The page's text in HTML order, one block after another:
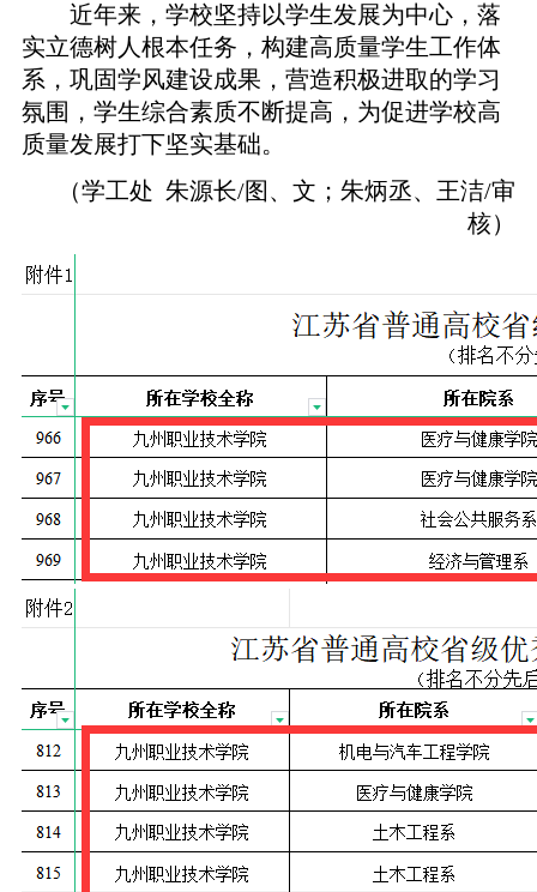
近年来，学校坚持以学生发展为中心，落
实立德树人根本任务，构建高质量学生工作体
系，巩固学风建设成果，营造积极进取的学习
氛围，学生综合素质不断提高，为促进学校高
质量发展打下坚实基础。
（学工处 朱源长/图、文；朱炳丞、王洁/审
核）